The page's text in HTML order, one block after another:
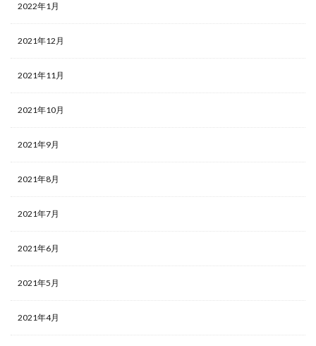
2022年1月
2021年12月
2021年11月
2021年10月
2021年9月
2021年8月
2021年7月
2021年6月
2021年5月
2021年4月